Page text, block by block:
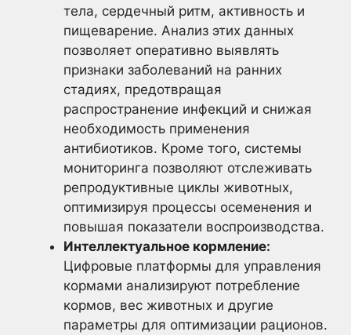
тела, сердечный ритм, активность и
пищеварение. Анализ этих данных
позволяет оперативно выявлять
признаки заболеваний на ранних
стадиях, предотвращая
распространение инфекций и снижая
необходимость применения
антибиотиков. Кроме того, системы
мониторинга позволяют отслеживать
репродуктивные циклы животных,
оптимизируя процессы осеменения и
повышая показатели воспроизводства.
Интеллектуальное кормление:
Цифровые платформы для управления
кормами анализируют потребление
кормов, вес животных и другие
параметры для оптимизации рационов.